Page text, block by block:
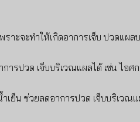
ราะจะทำให้เกิดอาการเจ็บ ปวดแผ
ารปวด เจ็บบริเวณแผลได้ เช่น ไอ
ย็น ช่วยลดอาการปวด เจ็บบริเวณ